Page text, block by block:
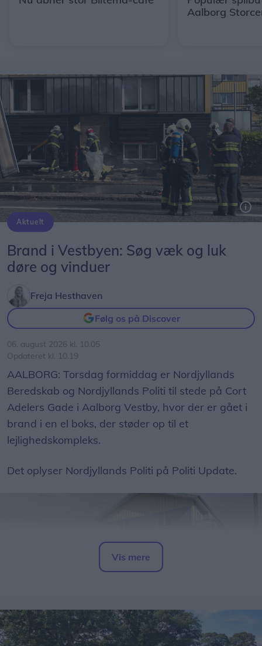
Aalborg
Aktuelt
Brand i Vestbyen: Søg væk og luk
døre og vinduer
Freja Hesthaven
Følg os på Discover
06. august 2026 kl. 10.05
Opdateret kl. 10.19
AALBORG: Torsdag formiddag er Nordjyllands
Beredskab og Nordjyllands Politi til stede på Cort
Adelers Gade i Aalborg Vestby, hvor der er gået i
brand i en el boks, der støder op til et
lejlighedskompleks.
Det oplyser Nordjyllands Politi på Politi Update.
Vis mere